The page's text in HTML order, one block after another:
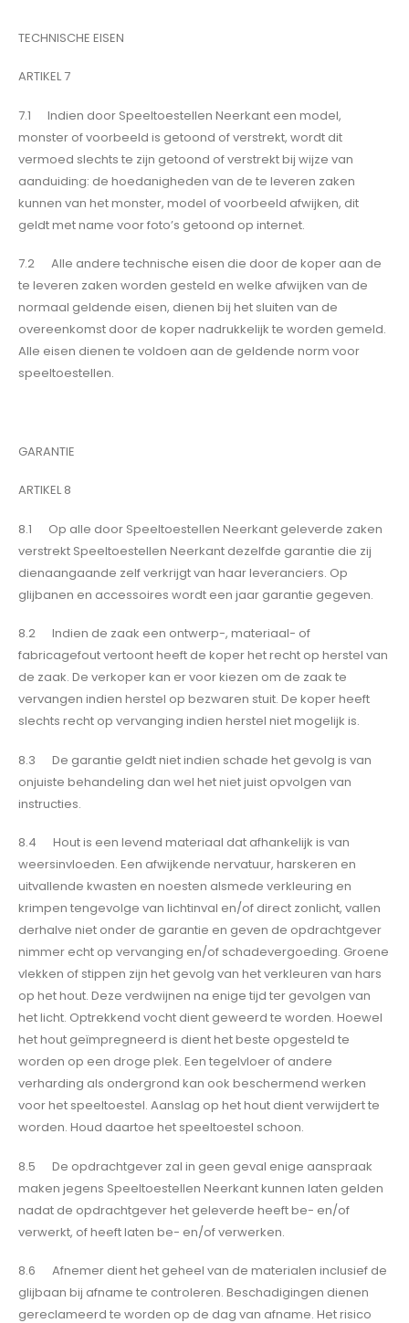
TECHNISCHE EISEN
ARTIKEL 7
7.1 Indien door Speeltoestellen Neerkant een model,
monster of voorbeeld is getoond of verstrekt, wordt dit
vermoed slechts te zijn getoond of verstrekt bij wijze van
aanduiding: de hoedanigheden van de te leveren zaken
kunnen van het monster, model of voorbeeld afwijken, dit
geldt met name voor foto’s getoond op internet.
7.2 Alle andere technische eisen die door de koper aan de
te leveren zaken worden gesteld en welke afwijken van de
normaal geldende eisen, dienen bij het sluiten van de
overeenkomst door de koper nadrukkelijk te worden gemeld.
Alle eisen dienen te voldoen aan de geldende norm voor
speeltoestellen.
GARANTIE
ARTIKEL 8
8.1 Op alle door Speeltoestellen Neerkant geleverde zaken
verstrekt Speeltoestellen Neerkant dezelfde garantie die zij
dienaangaande zelf verkrijgt van haar leveranciers. Op
glijbanen en accessoires wordt een jaar garantie gegeven.
8.2 Indien de zaak een ontwerp-, materiaal- of
fabricagefout vertoont heeft de koper het recht op herstel van
de zaak. De verkoper kan er voor kiezen om de zaak te
vervangen indien herstel op bezwaren stuit. De koper heeft
slechts recht op vervanging indien herstel niet mogelijk is.
8.3 De garantie geldt niet indien schade het gevolg is van
onjuiste behandeling dan wel het niet juist opvolgen van
instructies.
8.4 Hout is een levend materiaal dat afhankelijk is van
weersinvloeden. Een afwijkende nervatuur, harskeren en
uitvallende kwasten en noesten alsmede verkleuring en
krimpen tengevolge van lichtinval en/of direct zonlicht, vallen
derhalve niet onder de garantie en geven de opdrachtgever
nimmer echt op vervanging en/of schadevergoeding. Groene
vlekken of stippen zijn het gevolg van het verkleuren van hars
op het hout. Deze verdwijnen na enige tijd ter gevolgen van
het licht. Optrekkend vocht dient geweerd te worden. Hoewel
het hout geïmpregneerd is dient het beste opgesteld te
worden op een droge plek. Een tegelvloer of andere
verharding als ondergrond kan ook beschermend werken
voor het speeltoestel. Aanslag op het hout dient verwijdert te
worden. Houd daartoe het speeltoestel schoon.
8.5 De opdrachtgever zal in geen geval enige aanspraak
maken jegens Speeltoestellen Neerkant kunnen laten gelden
nadat de opdrachtgever het geleverde heeft be- en/of
verwerkt, of heeft laten be- en/of verwerken.
8.6 Afnemer dient het geheel van de materialen inclusief de
glijbaan bij afname te controleren. Beschadigingen dienen
gereclameerd te worden op de dag van afname. Het risico